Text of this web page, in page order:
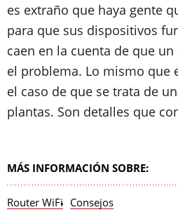
es extraño que haya gente
para que sus dispositivos
caen en la cuenta de que
el problema. Lo mismo que
el caso de que se trata de
plantas. Son detalles que
MÁS INFORMACIÓN SOBRE:
Router WiFi Consejos